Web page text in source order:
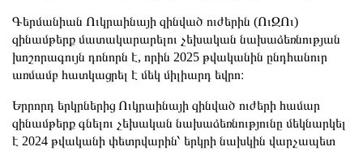
Գերմանիան Ուկրաինայի զինված ուժերին (ՈւԶՈւ)
զինամթերք մատակարարելու չեխական նախաձեռնության
խոշորագույն դոնորն է, որին 2025 թվականին ընդհանուր
առմամբ հատկացրել է մեկ միլիարդ եվրո։
Երրորդ երկրներից Ուկրաինայի զինված ուժերի համար
զինամթերք գնելու չեխական նախաձեռնությունը մեկնարկել
է 2024 թվականի փետրվարին՝ երկրի նախկին վարչապետ